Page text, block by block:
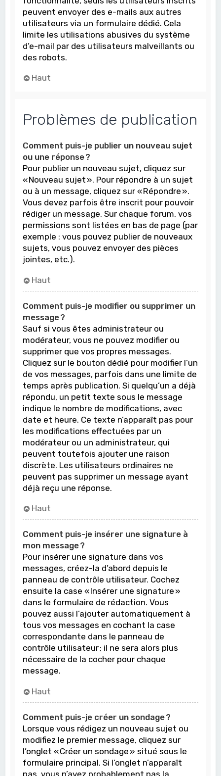
peuvent envoyer des e-mails aux autres
utilisateurs via un formulaire dédié. Cela
limite les utilisations abusives du système
d’e-mail par des utilisateurs malveillants ou
des robots.
Haut
Problèmes de publication
Comment puis-je publier un nouveau sujet
ou une réponse ?
Pour publier un nouveau sujet, cliquez sur
« Nouveau sujet ». Pour répondre à un sujet
ou à un message, cliquez sur « Répondre ».
Vous devez parfois être inscrit pour pouvoir
rédiger un message. Sur chaque forum, vos
permissions sont listées en bas de page (par
exemple : vous pouvez publier de nouveaux
sujets, vous pouvez envoyer des pièces
jointes, etc.).
Haut
Comment puis-je modifier ou supprimer un
message ?
Sauf si vous êtes administrateur ou
modérateur, vous ne pouvez modifier ou
supprimer que vos propres messages.
Cliquez sur le bouton dédié pour modifier l’un
de vos messages, parfois dans une limite de
temps après publication. Si quelqu’un a déjà
répondu, un petit texte sous le message
indique le nombre de modifications, avec
date et heure. Ce texte n’apparaît pas pour
les modifications effectuées par un
modérateur ou un administrateur, qui
peuvent toutefois ajouter une raison
discrète. Les utilisateurs ordinaires ne
peuvent pas supprimer un message ayant
déjà reçu une réponse.
Haut
Comment puis-je insérer une signature à
mon message ?
Pour insérer une signature dans vos
messages, créez-la d’abord depuis le
panneau de contrôle utilisateur. Cochez
ensuite la case « Insérer une signature »
dans le formulaire de rédaction. Vous
pouvez aussi l’ajouter automatiquement à
tous vos messages en cochant la case
correspondante dans le panneau de
contrôle utilisateur ; il ne sera alors plus
nécessaire de la cocher pour chaque
message.
Haut
Comment puis-je créer un sondage ?
Lorsque vous rédigez un nouveau sujet ou
modifiez le premier message, cliquez sur
l’onglet « Créer un sondage » situé sous le
formulaire principal. Si l’onglet n’apparaît
pas, vous n’avez probablement pas la